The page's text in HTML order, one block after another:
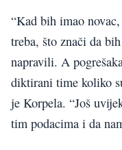
“Kad bih imao
treba, što znači da
napravili. A
diktirani time koliko
je Korpela. “Još
tim podacima i da